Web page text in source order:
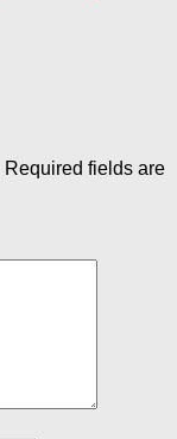
Required fields are